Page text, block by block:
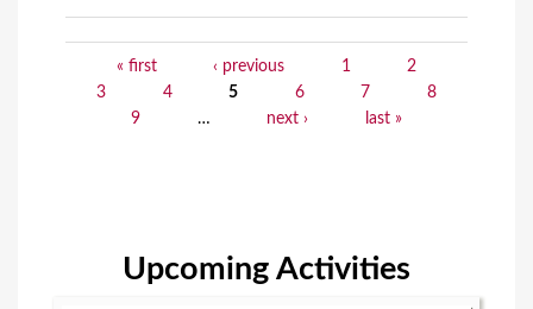
« first ‹ previous 1
2
3
4 5 6 7
8
9
… next › last »
Upcoming Activities